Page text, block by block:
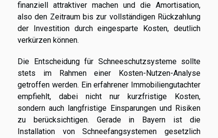
finanziell attraktiver machen und die Amortisation,
also den Zeitraum bis zur vollständigen Rückzahlung
der Investition durch eingesparte Kosten, deutlich
verkürzen können.
Die Entscheidung für Schneeschutzsysteme sollte
stets im Rahmen einer Kosten-Nutzen-Analyse
getroffen werden. Ein erfahrener Immobiliengutachter
empfiehlt, dabei nicht nur kurzfristige Kosten,
sondern auch langfristige Einsparungen und Risiken
zu berücksichtigen. Gerade in Bayern ist die
Installation von Schneefangsystemen gesetzlich